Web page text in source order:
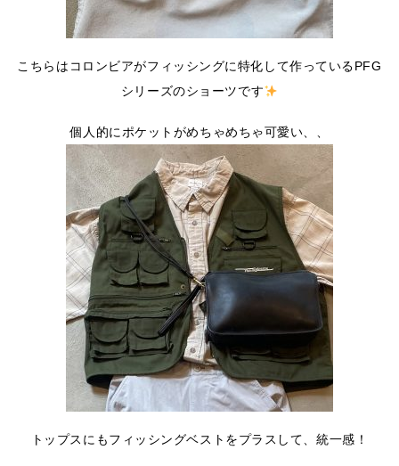
こちらはコロンビアがフィッシングに特化して作っているPFG
シリーズのショーツです
個人的にポケットがめちゃめちゃ可愛い、、
トップスにもフィッシングベストをプラスして、統一感！